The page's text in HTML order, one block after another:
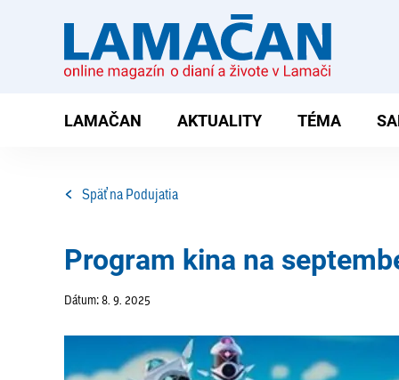
LAMAČAN AKTUALITY TÉMA
Späť na Podujatia
Program kina na
Dátum: 8. 9. 2025